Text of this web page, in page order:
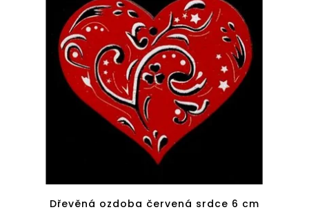
Dřevěná ozdoba červená srdce 6 cm